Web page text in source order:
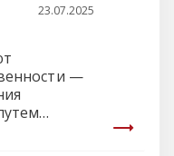
23.07.2025
—